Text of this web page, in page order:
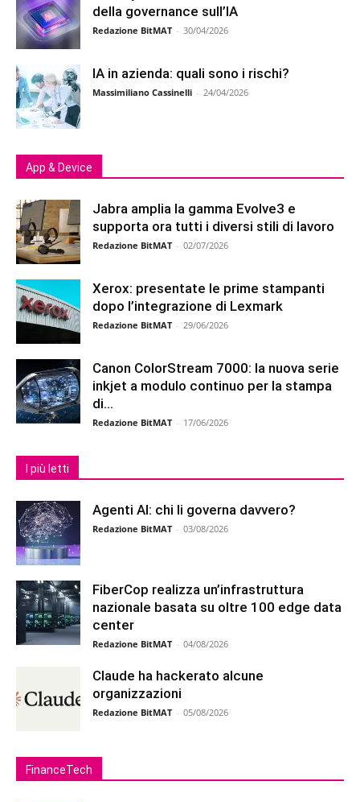
della governance sull’IA
Redazione BitMAT - 30/04/2026
IA in azienda: quali sono i rischi?
Massimiliano Cassinelli - 24/04/2026
App & Device
Jabra amplia la gamma Evolve3 e
supporta ora tutti i diversi stili di lavoro
Redazione BitMAT - 02/07/2026
Xerox: presentate le prime stampanti
dopo l’integrazione di Lexmark
Redazione BitMAT - 29/06/2026
Canon ColorStream 7000: la nuova serie
inkjet a modulo continuo per la stampa
di...
Redazione BitMAT - 17/06/2026
I più letti
Agenti AI: chi li governa davvero?
Redazione BitMAT - 03/08/2026
FiberCop realizza un’infrastruttura
nazionale basata su oltre 100 edge data
center
Redazione BitMAT - 04/08/2026
Claude ha hackerato alcune
organizzazioni
Redazione BitMAT - 05/08/2026
FinanceTech